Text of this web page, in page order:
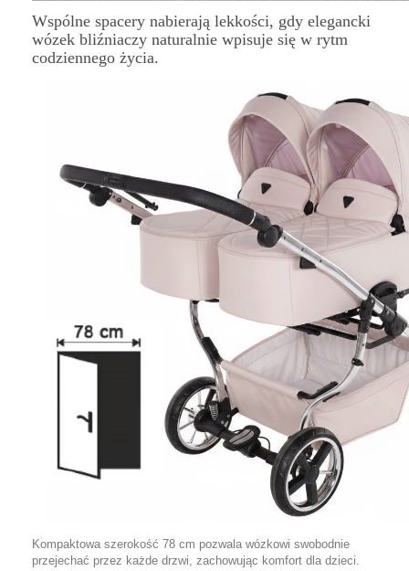
Wspólne spacery nabierają lekkości, gdy elegancki
wózek bliźniaczy naturalnie wpisuje się w rytm
codziennego życia.
Kompaktowa szerokość 78 cm pozwala wózkowi swobodnie
przejechać przez każde drzwi, zachowując komfort dla dzieci.